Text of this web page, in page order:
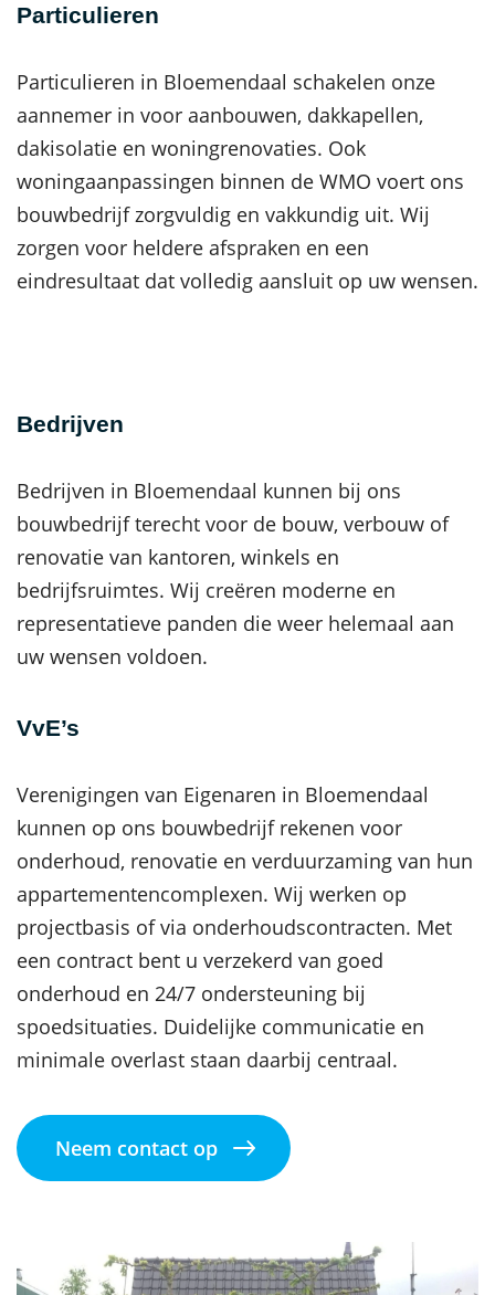
Particulieren
Particulieren in Bloemendaal schakelen onze
aannemer in voor aanbouwen, dakkapellen,
dakisolatie en woningrenovaties. Ook
woningaanpassingen binnen de WMO voert ons
bouwbedrijf zorgvuldig en vakkundig uit. Wij
zorgen voor heldere afspraken en een
eindresultaat dat volledig aansluit op uw wensen.
Bedrijven
Bedrijven in Bloemendaal kunnen bij ons
bouwbedrijf terecht voor de bouw, verbouw of
renovatie van kantoren, winkels en
bedrijfsruimtes. Wij creëren moderne en
representatieve panden die weer helemaal aan
uw wensen voldoen.
VvE’s
Verenigingen van Eigenaren in Bloemendaal
kunnen op ons bouwbedrijf rekenen voor
onderhoud, renovatie en verduurzaming van hun
appartementencomplexen. Wij werken op
projectbasis of via onderhoudscontracten. Met
een contract bent u verzekerd van goed
onderhoud en 24/7 ondersteuning bij
spoedsituaties. Duidelijke communicatie en
minimale overlast staan daarbij centraal.
Neem contact op